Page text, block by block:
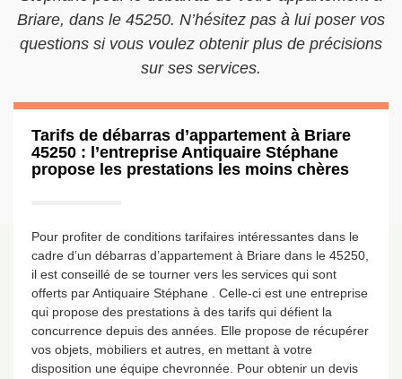
Briare, dans le 45250. N’hésitez pas à lui poser vos
questions si vous voulez obtenir plus de précisions
sur ses services.
Tarifs de débarras d’appartement à Briare
45250 : l’entreprise Antiquaire Stéphane
propose les prestations les moins chères
Pour profiter de conditions tarifaires intéressantes dans le
cadre d’un débarras d’appartement à Briare dans le 45250,
il est conseillé de se tourner vers les services qui sont
offerts par Antiquaire Stéphane . Celle-ci est une entreprise
qui propose des prestations à des tarifs qui défient la
concurrence depuis des années. Elle propose de récupérer
vos objets, mobiliers et autres, en mettant à votre
disposition une équipe chevronnée. Pour obtenir un devis